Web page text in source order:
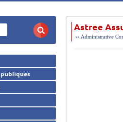
Astree
›› Administrative
publiques